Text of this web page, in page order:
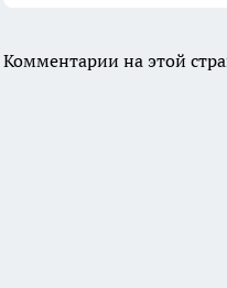
Комментарии на этой